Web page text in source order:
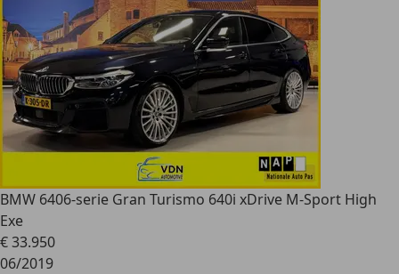
BMW 6406-serie Gran Turismo 640i xDrive M-Sport High
Exe
€ 33.950
06/2019